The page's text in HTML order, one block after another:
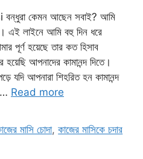
কেমন আছেন সবাই? আমি
এই লাইনে আমি বহু দিন ধরে
পূর্ণ হয়েছে তার কত হিসাব
আপনাদের কামানন্দ দিতে।
যদি আপনারা শিহরিত হন কামানন্দ
… Read more
মাসি চোদা,কাজের মাসিকে চদার